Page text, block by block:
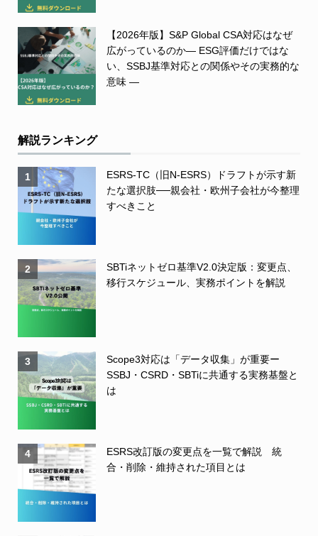
【2026年版】S&P Global CSA対応はなぜ
広がっているのか― ESG評価だけではな
い、SSBJ基準対応との関係やその実務的な
意味 ―
解説ランキング
1
ESRS-TC（旧N-ESRS）ドラフトが示す新
たな選択肢──親会社・欧州子会社が今整理
すべきこと
2
SBTiネットゼロ基準V2.0決定版：変更点、
移行スケジュール、実務ポイントを解説
3
Scope3対応は「データ収集」が重要ー
SSBJ・CSRD・SBTiに共通する実務基盤と
は
4
ESRS改訂版の変更点を一覧で解説 統
合・削除・維持された項目とは